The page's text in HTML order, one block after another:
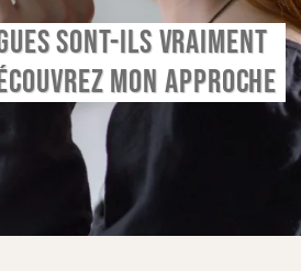
Sont-Ils Vraiment
Mon Approche